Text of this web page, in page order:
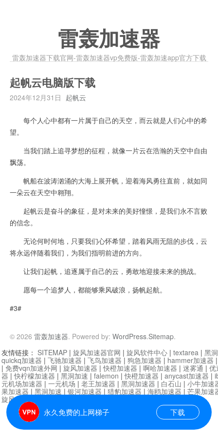
雷轰加速器
雷轰加速器下载官网-雷轰加速器vp免费版-雷轰加速app官方下载
起帆云电脑版下载
2024年12月31日 起帆云
每个人心中都有一片属于自己的天空，而云就是人们心中的希
望。
当我们踏上追寻梦想的征程，就像一片云在浩瀚的天空中自由
飘荡。
帆船在波涛汹涌的大海上展开帆，迎着海风勇往直前，就如同
一朵云在天空中翱翔。
起帆云是奋斗的象征，是对未来的美好憧憬，是我们永不言败
的信念。
无论何时何地，只要我们心怀希望，踏着风雨无阻的步伐，云
将永远伴随着我们，为我们指明前进的方向。
让我们起帆，追逐属于自己的云，勇敢地迎接未来的挑战。
愿每一个追梦人，都能够乘风破浪，扬帆起航。
#3#
© 2026 雷轰加速器. Powered by: WordPress.Sitemap.
永久免费的上网梯子 下载
友情链接： SITEMAP | 旋风加速器官网 | 旋风软件中心 | textarea | 黑
quickq加速器 | 飞驰加速器 | 飞鸟加速器 | 狗急加速器 | hammer加速器
| 免费vqn加速外网 | 旋风加速器 |快橙加速器 | 啊哈加速器 | 迷雾通 | 优
器 |快柠檬加速器 | 黑洞加速 | falemon |快橙加速器 | anycast加速器 |
元机场加速器 | 一元机场 | 老王加速器 | 黑洞加速器 | 白石山 | 小牛加速
果加速器 | 黑洞加速 | 银河加速器 | 猎豹加速器 | 海鸥加速器 | 芒果加速
旋风加速器度器